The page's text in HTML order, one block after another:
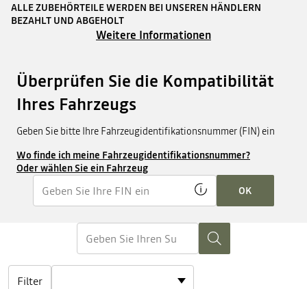
ALLE ZUBEHÖRTEILE WERDEN BEI UNSEREN HÄNDLERN
BEZAHLT UND ABGEHOLT
Weitere Informationen
Überprüfen Sie die Kompatibilität
Ihres Fahrzeugs
Geben Sie bitte Ihre Fahrzeugidentifikationsnummer (FIN) ein
Wo finde ich meine Fahrzeugidentifikationsnummer?
Oder wählen Sie ein Fahrzeug
OK
Filter